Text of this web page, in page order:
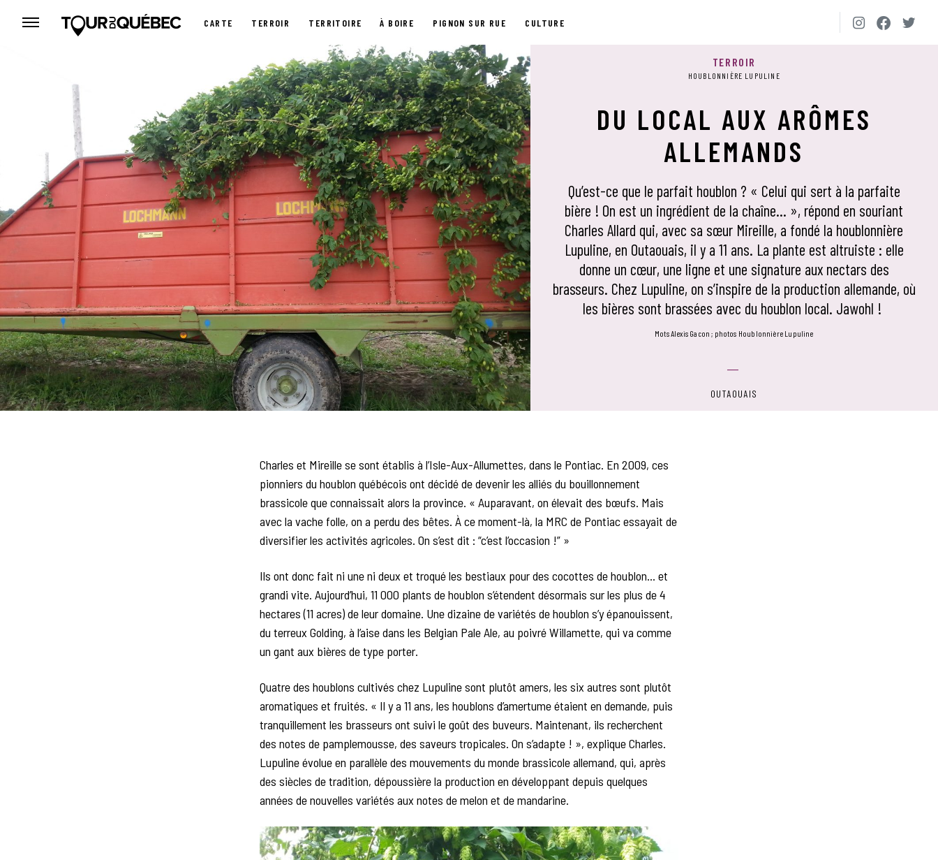
CARTE TERROIR TERRITOIRE À BOIRE PIGNON SUR RUE CULTURE
TERROIR
HOUBLONNIÈRE LUPULINE
DU LOCAL AUX ARÔMES
ALLEMANDS
Qu’est-ce que le parfait houblon ? « Celui qui sert à la parfaite
bière ! On est un ingrédient de la chaîne… », répond en souriant
Charles Allard qui, avec sa sœur Mireille, a fondé la houblonnière
Lupuline, en Outaouais, il y a 11 ans. La plante est altruiste : elle
donne un cœur, une ligne et une signature aux nectars des
brasseurs. Chez Lupuline, on s’inspire de la production allemande, où
les bières sont brassées avec du houblon local. Jawohl !
mots Alexis Gacon photos Houblonnière Lupuline
OUTAOUAIS
Charles et Mireille se sont établis à l’Isle-Aux-Allumettes, dans le Pontiac. En 2009, ces
pionniers du houblon québécois ont décidé de devenir les alliés du bouillonnement
brassicole que connaissait alors la province. « Auparavant, on élevait des bœufs. Mais
avec la vache folle, on a perdu des bêtes. À ce moment-là, la MRC de Pontiac essayait de
diversifier les activités agricoles. On s’est dit : “c’est l’occasion !” »
Ils ont donc fait ni une ni deux et troqué les bestiaux pour des cocottes de houblon… et
grandi vite. Aujourd’hui, 11 000 plants de houblon s’étendent désormais sur les plus de 4
hectares (11 acres) de leur domaine. Une dizaine de variétés de houblon s’y épanouissent,
du terreux Golding, à l’aise dans les Belgian Pale Ale, au poivré Willamette, qui va comme
un gant aux bières de type porter.
Quatre des houblons cultivés chez Lupuline sont plutôt amers, les six autres sont plutôt
aromatiques et fruités. « Il y a 11 ans, les houblons d’amertume étaient en demande, puis
tranquillement les brasseurs ont suivi le goût des buveurs. Maintenant, ils recherchent
des notes de pamplemousse, des saveurs tropicales. On s’adapte ! », explique Charles.
Lupuline évolue en parallèle des mouvements du monde brassicole allemand, qui, après
des siècles de tradition, dépoussière la production en développant depuis quelques
années de nouvelles variétés aux notes de melon et de mandarine.